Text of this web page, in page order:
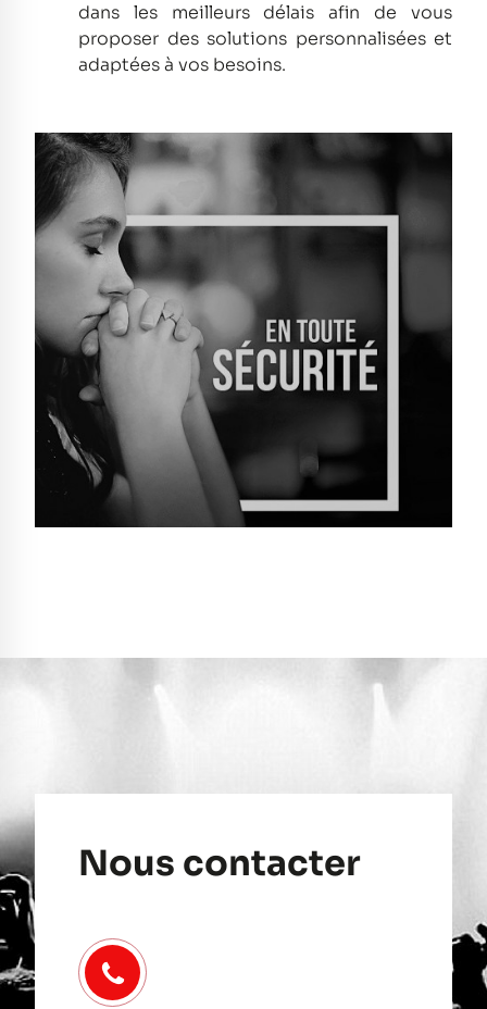
dans les meilleurs délais afin de vous
proposer des solutions personnalisées et
adaptées à vos besoins.
Nous contacter